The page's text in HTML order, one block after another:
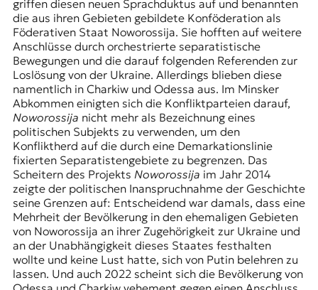
griffen diesen neuen Sprachduktus auf und benannten
die aus ihren Gebieten gebildete Konföderation als
Föderativen Staat Noworossija. Sie hofften auf weitere
Anschlüsse durch orchestrierte separatistische
Bewegungen und die darauf folgenden Referenden zur
Loslösung von der Ukraine. Allerdings blieben diese
namentlich in Charkiw und Odessa aus. Im Minsker
Abkommeneinigten sich die Konfliktparteien darauf,
Noworossija nicht mehr als Bezeichnung eines
politischen Subjekts zu verwenden, um den
Konfliktherd auf die durch eine Demarkationslinie
fixierten Separatistengebiete zu begrenzen. Das
Scheitern des Projekts Noworossija im Jahr 2014
zeigte der politischen Inanspruchnahme der Geschichte
seine Grenzen auf: Entscheidend war damals, dass eine
Mehrheit der Bevölkerung in den ehemaligen Gebieten
von Noworossija an ihrer Zugehörigkeit zur Ukraine und
an der Unabhängigkeit dieses Staates festhalten
wollte und keine Lust hatte, sich von Putin belehren zu
lassen. Und auch 2022 scheint sich die Bevölkerung von